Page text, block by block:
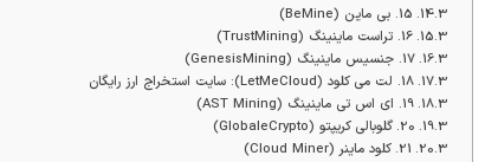
15. بی ماین (BeMine)
16. تراست ماینینگ (TrustMining)
17. جنسیس ماینینگ (GenesisMining)
18. لت می کلود (LetMeCloud): سایت استخراج ارز رایگان
19. ای اس تی ماینینگ (AST Mining)
20. گلوبالی کریپتو (GlobaleCrypto)
21. کلود ماینر (Cloud Miner)